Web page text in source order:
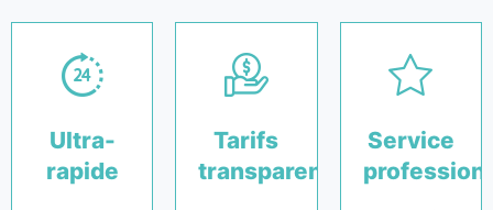
Ultra-
rapide
Tarifs
transparents
Service